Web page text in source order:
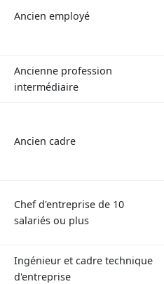
Ancien employé
Ancienne profession
intermédiaire
Ancien cadre
Chef d'entreprise de 10
salariés ou plus
Ingénieur et cadre technique
d'entreprise